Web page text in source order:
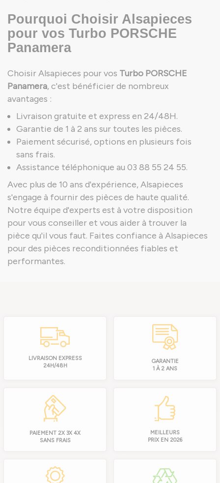
Pourquoi Choisir Alsapieces
pour vos Turbo PORSCHE
Panamera
Choisir Alsapieces pour vos Turbo PORSCHE
Panamera, c'est bénéficier de nombreux
avantages :
Livraison gratuite et express en 24/48H.
Garantie de 1 à 2 ans sur toutes les pièces.
Paiement sécurisé, options en plusieurs fois
sans frais.
Assistance téléphonique au 03 88 55 24 55.
Avec plus de 10 ans d'expérience, Alsapieces
s'engage à fournir des pièces de haute qualité.
Notre équipe d'experts est à votre disposition
pour vous conseiller et vous aider à trouver la
pièce qu'il vous faut. Faites confiance à Alsapieces
pour des pièces reconditionnées fiables et
performantes.
LIVRAISON EXPRESS
24H/48H
GARANTIE
1 À 2 ANS
PAIEMENT 2X 3X 4X
SANS FRAIS
MEILLEURS
PRIX EN 2026